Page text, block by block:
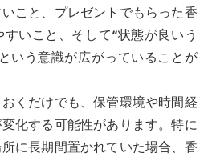
こと、プレゼントでもらった香
いこと、そして“状態が良いう
いう意識が広がっていることが
くだけでも、保管環境や時間経
化する可能性があります。特に
に長期間置かれていた場合、香